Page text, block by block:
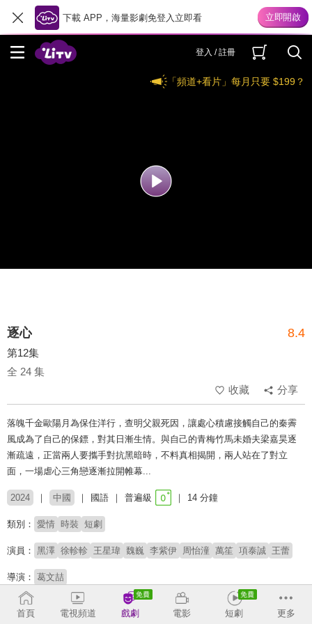
下載 APP，海量影劇免登入立即看
登入 / 註冊
「頻道+看片」每月只要 $199？
逐心 8.4
第12集
全 24 集
收藏
分享
落魄千金歐陽月為保住洋行，查明父親死因，讓處心積慮接觸自己的秦霽
風成為了自己的保鏢，對其日漸生情。與自己的青梅竹馬未婚夫梁嘉昊逐
漸疏遠，正當兩人要攜手對抗黑暗時，不料真相揭開，兩人站在了對立
面，一場虐心三角戀逐漸拉開帷幕...
2024 中國 國語 普遍級 14 分鐘
類別： 愛情 時裝 短劇
演員： 黑澤 徐軫軫 王星瑋 魏巍 李紫伊 周怡潼 萬笙 項泰誠 王蕾
導演： 葛文喆
# 短劇 # 短劇推薦 # 熱門短劇
# 免費短劇
首頁
電視頻道 戲劇 電影 短劇 更多